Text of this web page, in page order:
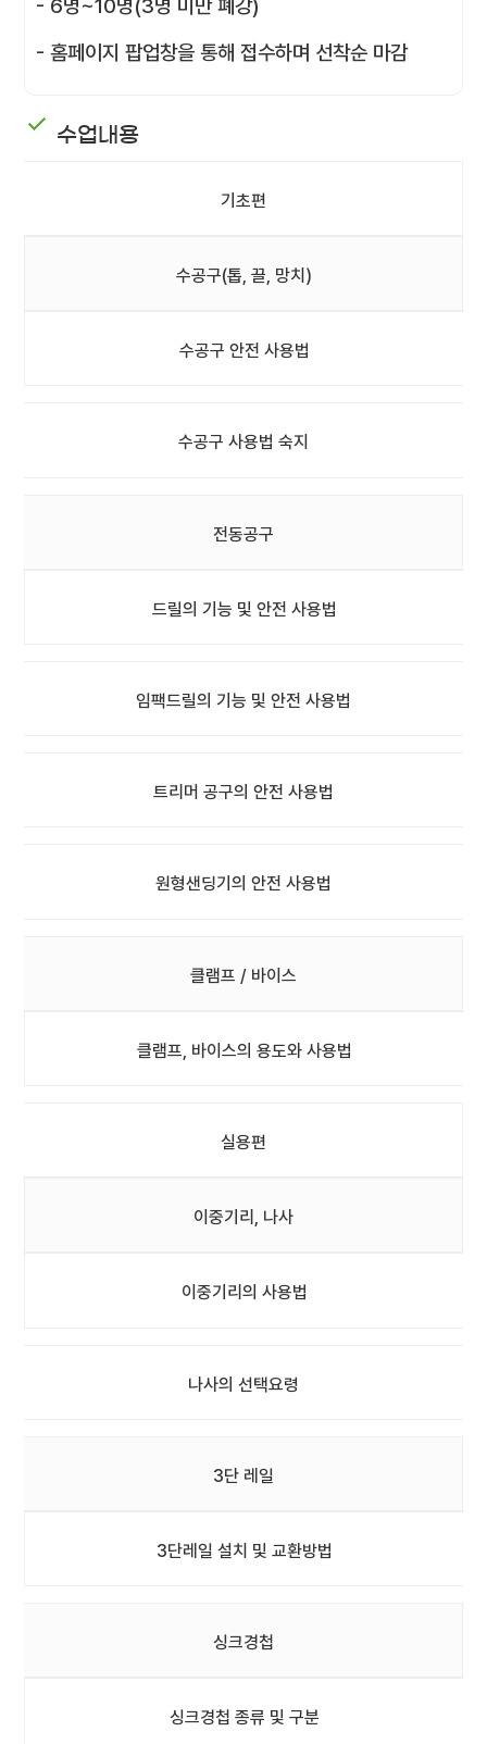
- 6명~10명(3명 미만 폐강)
- 홈페이지 팝업창을 통해 접수하며 선착순 마감
수업내용
기초편
수공구(톱, 끌, 망치)
수공구 안전 사용법
수공구 사용법 숙지
전동공구
드릴의 기능 및 안전 사용법
임팩드릴의 기능 및 안전 사용법
트리머 공구의 안전 사용법
원형샌딩기의 안전 사용법
클램프 / 바이스
클램프, 바이스의 용도와 사용법
실용편
이중기리, 나사
이중기리의 사용법
나사의 선택요령
3단 레일
3단레일 설치 및 교환방법
싱크경첩
싱크경첩 종류 및 구분